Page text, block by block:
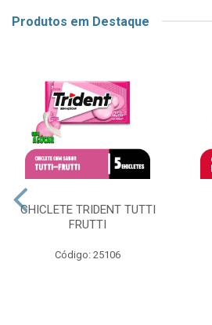
Produtos em Destaque
CHICLETE TRIDENT TUTTI
FRUTTI
Código: 25106